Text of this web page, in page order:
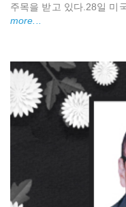
주목을 받고 있다.28일 미
more...